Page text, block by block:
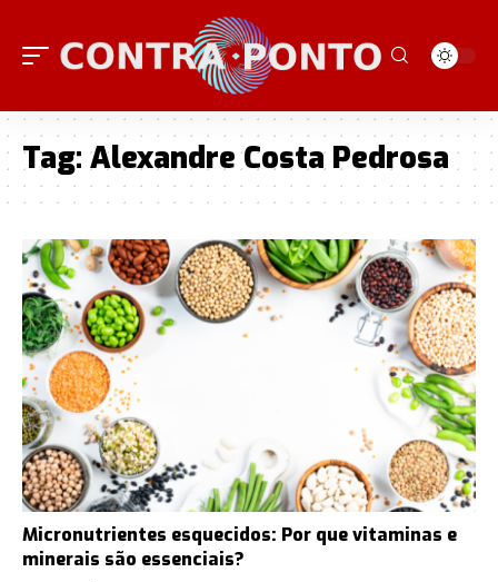
Tag: Alexandre Costa Pedrosa
Micronutrientes esquecidos: Por que vitaminas e
minerais são essenciais?